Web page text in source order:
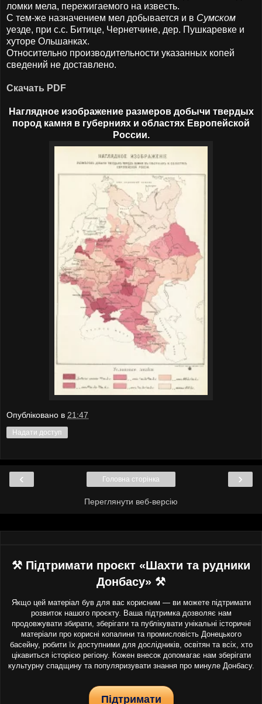
ломки мела, пережигаемого на известь.
С тем-же назначением мел добывается и в Сумском
уезде, при с.с. Битице, Чернетчине, дер. Пушкаревке и
хуторе Ольшанках.
Относительно производительности указанных копей
сведений не доставлено.
Скачать PDF
Наглядное изображение размеров добычи твердых
пород камня в губерниях и областях Европейской
России.
Опубліковано в 21:47
Надати доступ
‹ ›
Головна сторінка
Переглянути веб-версію
⚒ Підтримати проєкт «Шахти та рудники
Донбасу» ⚒
Якщо цей матеріал був для вас корисним — ви можете підтримати
розвиток нашого проєкту. Ваша підтримка дозволяє нам
продовжувати збирати, зберігати та публікувати унікальні історичні
матеріали про корисні копалини та промисловість Донецького
басейну, робити їх доступними для дослідників, освітян та всіх, хто
цікавиться історією регіону. Кожен внесок допомагає нам зберігати
культурну спадщину та популяризувати знання про минуле Донбасу.
Підтримати